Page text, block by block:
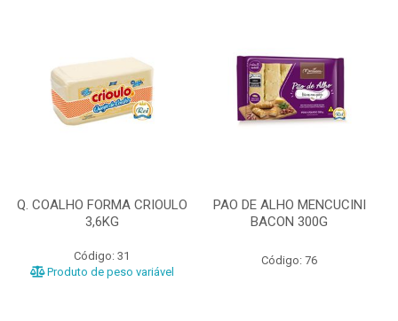
Q. COALHO FORMA CRIOULO
3,6KG
Código: 31
Produto de peso variável
PAO DE ALHO MENCUCINI
BACON 300G
Código: 76